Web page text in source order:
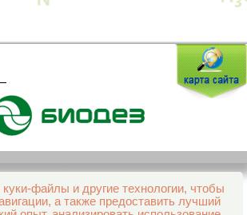
файлы и другие технологии, чтобы
а также предоставить лучший
законом
Фармация